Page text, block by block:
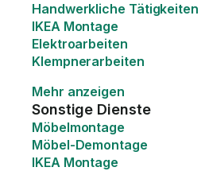
Handwerkliche Tätigkeiten
IKEA Montage
Elektroarbeiten
Klempnerarbeiten
Mehr anzeigen
Sonstige Dienste
Möbelmontage
Möbel-Demontage
IKEA Montage